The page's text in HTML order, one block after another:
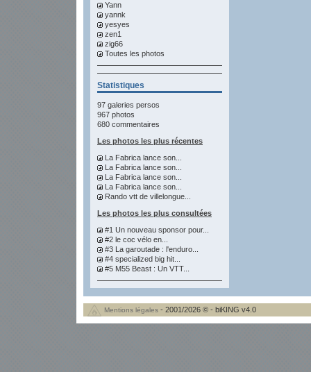
Yann
yannk
yesyes
zen1
zig66
Toutes les photos
Statistiques
97 galeries persos
967 photos
680 commentaires
Les photos les plus récentes
La Fabrica lance son...
La Fabrica lance son...
La Fabrica lance son...
La Fabrica lance son...
Rando vtt de villelongue...
Les photos les plus consultées
#1 Un nouveau sponsor pour...
#2 le coc vélo en...
#3 La garoutade : l'enduro...
#4 specialized big hit...
#5 M55 Beast : Un VTT...
Mentions légales - 2001/2026 © - biKING v4.0